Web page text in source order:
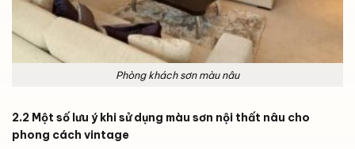
Phòng khách sơn màu nâu
2.2 Một số lưu ý khi sử dụng màu sơn nội thất nâu cho
phong cách vintage